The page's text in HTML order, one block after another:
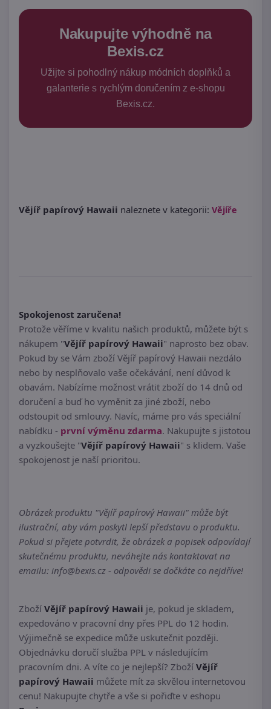
Nakupujte výhodně na
Bexis.cz
Užijte si pohodlný nákup módních doplňků a
galanterie s rychlým doručením z e-shopu
Bexis.cz.
Vějíř papírový Hawaii naleznete v kategorii: Vějíře
Spokojenost zaručena!
Protože věříme v kvalitu našich produktů, můžete být s
nákupem "Vějíř papírový Hawaii" naprosto bez obav.
Pokud by se Vám zboží Vějíř papírový Hawaii nezdálo
nebo by nesplňovalo vaše očekávání, není důvod k
obavám. Nabízíme možnost vrátit zboží do 14 dnů od
doručení a buď ho vyměnit za jiné zboží, nebo
odstoupit od smlouvy. Navíc, máme pro vás speciální
nabídku - první výměnu zdarma. Nakupujte s jistotou
a vyzkoušejte "Vějíř papírový Hawaii" s klidem. Vaše
spokojenost je naší prioritou.
Obrázek produktu "Vějíř papírový Hawaii" může být
ilustrační, aby vám poskytl lepší představu o produktu.
Pokud si přejete potvrdit, že obrázek a popisek odpovídají
skutečnému produktu, neváhejte nás kontaktovat na
emailu: info@bexis.cz - odpovědi se dočkáte co nejdříve!
Zboží Vějíř papírový Hawaii je, pokud je skladem,
expedováno v pracovní dny přes PPL do 12 hodin.
Výjimečně se expedice může uskutečnit později.
Objednávku doručí služba PPL v následujícím
pracovním dni. A víte co je nejlepší? Zboží Vějíř
papírový Hawaii můžete mít za skvělou internetovou
cenu! Nakupujte chytře a vše si pořiďte v eshopu